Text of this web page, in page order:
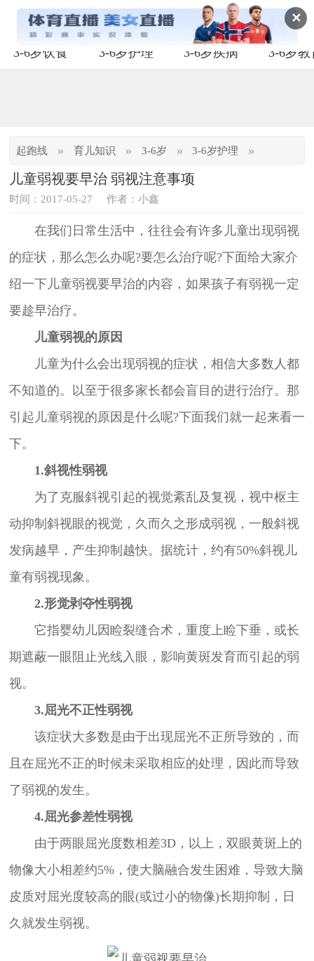
✕
3-6岁饮食 3-6岁护理 3-6岁疾病 3-6岁教
起跑线 » 育儿知识 » 3-6岁 » 3-6岁护理 »
儿童弱视要早治 弱视注意事项
时间：2017-05-27 作者：小鑫
在我们日常生活中，往往会有许多儿童出现弱视
的症状，那么怎么办呢?要怎么治疗呢?下面给大家介
绍一下儿童弱视要早治的内容，如果孩子有弱视一定
要趁早治疗。
儿童弱视的原因
儿童为什么会出现弱视的症状，相信大多数人都
不知道的。以至于很多家长都会盲目的进行治疗。那
引起儿童弱视的原因是什么呢?下面我们就一起来看一
下。
1.斜视性弱视
为了克服斜视引起的视觉紊乱及复视，视中枢主
动抑制斜视眼的视觉，久而久之形成弱视，一般斜视
发病越早，产生抑制越快。据统计，约有50%斜视儿
童有弱视现象。
2.形觉剥夺性弱视
它指婴幼儿因睑裂缝合术，重度上睑下垂，或长
期遮蔽一眼阻止光线入眼，影响黄斑发育而引起的弱
视。
3.屈光不正性弱视
该症状大多数是由于出现屈光不正所导致的，而
且在屈光不正的时候未采取相应的处理，因此而导致
了弱视的发生。
4.屈光参差性弱视
由于两眼屈光度数相差3D，以上，双眼黄斑上的
物像大小相差约5%，使大脑融合发生困难，导致大脑
皮质对屈光度较高的眼(或过小的物像)长期抑制，日
久就发生弱视。